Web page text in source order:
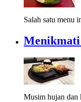
Salah satu menu
Menikmati
Musim hujan dan